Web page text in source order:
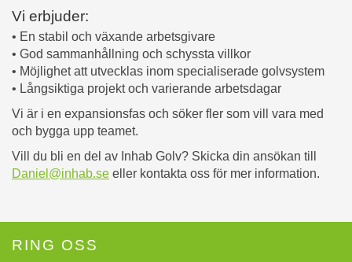
Vi erbjuder:
• En stabil och växande arbetsgivare
• God sammanhållning och schyssta villkor
• Möjlighet att utvecklas inom specialiserade golvsystem
• Långsiktiga projekt och varierande arbetsdagar
Vi är i en expansionsfas och söker fler som vill vara med
och bygga upp teamet.
Vill du bli en del av Inhab Golv? Skicka din ansökan till
Daniel@inhab.se eller kontakta oss för mer information.
RING OSS